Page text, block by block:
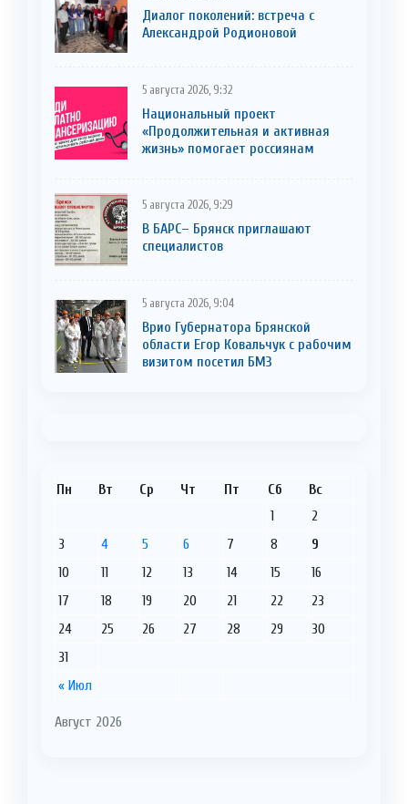
Диалог поколений: встреча с
Александрой Родионовой
5 августа 2026, 9:32
Национальный проект
«Продолжительная и активная
жизнь» помогает россиянам
5 августа 2026, 9:29
В БАРС– Брянcк приглaшают
cпециaлистoв
5 августа 2026, 9:04
Врио Губернатора Брянской
области Егор Ковальчук с рабочим
визитом посетил БМЗ
Август 2026
Пн Вт Ср Чт Пт Сб Вс
« Июл
1
2
3
4 5 6 7 8
9
10
11 12 13 14 15
16
17
18 19 20 21 22
23
24
25 26 27 28 29
30
31